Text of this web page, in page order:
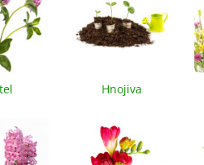
Hnojiva